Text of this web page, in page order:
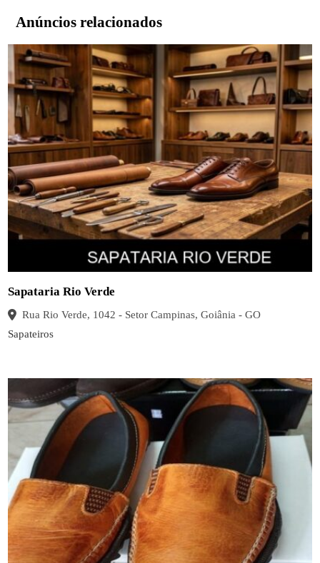
Anúncios relacionados
Sapataria Rio Verde
Rua Rio Verde, 1042 - Setor Campinas, Goiânia - GO
Sapateiros